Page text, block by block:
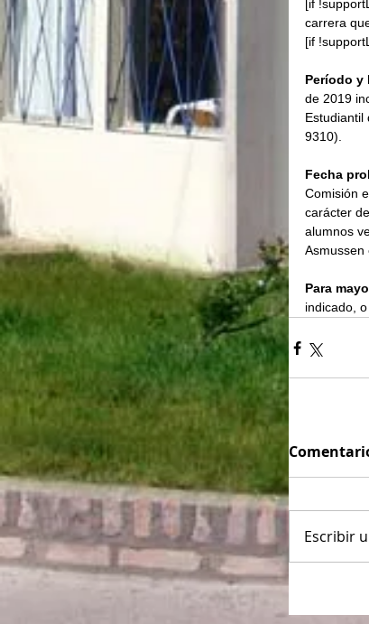
[if
carrera
[if
Período y
de 2019
Estudiantil
9310).
Fecha
Comisión
carácter
alumnos
Asmussen
Para
indicado,
Escribir